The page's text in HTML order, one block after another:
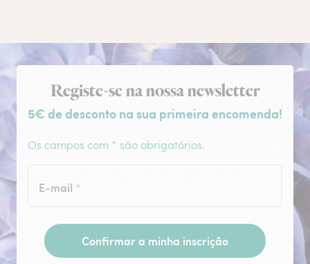
Subscrição da newsletter
Registe-se na nossa newsletter
5€ de desconto na sua primeira encomenda!
Os campos com * são obrigatórios.
E-mail *
Confirmar a minha inscrição